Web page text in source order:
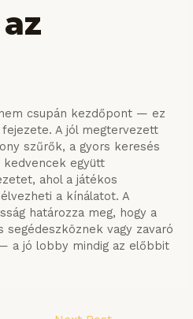
csupán kezdőpont — ez
A jól megtervezett
szűrők, a gyors keresés
együtt
ahol a játékos
a kínálatot. A
határozza meg, hogy a
vagy zavaró
a jó lobby mindig az előbbit